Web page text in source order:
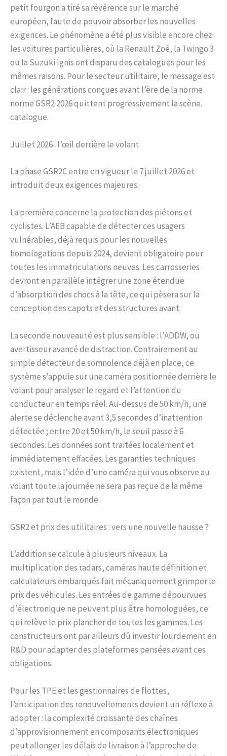
petit fourgon a tiré sa révérence sur le marché
européen, faute de pouvoir absorber les nouvelles
exigences. Le phénomène a été plus visible encore chez
les voitures particulières, où la Renault Zoé, la Twingo 3
ou la Suzuki Ignis ont disparu des catalogues pour les
mêmes raisons. Pour le secteur utilitaire, le message est
clair : les générations conçues avant l’ère de la norme
norme GSR2 2026 quittent progressivement la scène.
catalogue.
Juillet 2026 : l’œil derrière le volant
La phase GSR2C entre en vigueur le 7 juillet 2026 et
introduit deux exigences majeures.
La première concerne la protection des piétons et
cyclistes. L’AEB capable de détecter ces usagers
vulnérables, déjà requis pour les nouvelles
homologations depuis 2024, devient obligatoire pour
toutes les immatriculations neuves. Les carrosseries
devront en parallèle intégrer une zone étendue
d’absorption des chocs à la tête, ce qui pèsera sur la
conception des capots et des structures avant.
La seconde nouveauté est plus sensible : l’ADDW, ou
avertisseur avancé de distraction. Contrairement au
simple détecteur de somnolence déjà en place, ce
système s’appuie sur une caméra positionnée derrière le
volant pour analyser le regard et l’attention du
conducteur en temps réel. Au-dessus de 50 km/h, une
alerte se déclenche avant 3,5 secondes d’inattention
détectée ; entre 20 et 50 km/h, le seuil passe à 6
secondes. Les données sont traitées localement et
immédiatement effacées. Les garanties techniques
existent, mais l’idée d’une caméra qui vous observe au
volant toute la journée ne sera pas reçue de la même
façon par tout le monde.
GSR2 et prix des utilitaires : vers une nouvelle hausse ?
L’addition se calcule à plusieurs niveaux. La
multiplication des radars, caméras haute définition et
calculateurs embarqués fait mécaniquement grimper le
prix des véhicules. Les entrées de gamme dépourvues
d’électronique ne peuvent plus être homologuées, ce
qui relève le prix plancher de toutes les gammes. Les
constructeurs ont par ailleurs dû investir lourdement en
R&D pour adapter des plateformes pensées avant ces
obligations.
Pour les TPE et les gestionnaires de flottes,
l’anticipation des renouvellements devient un réflexe à
adopter : la complexité croissante des chaînes
d’approvisionnement en composants électroniques
peut allonger les délais de livraison à l’approche de